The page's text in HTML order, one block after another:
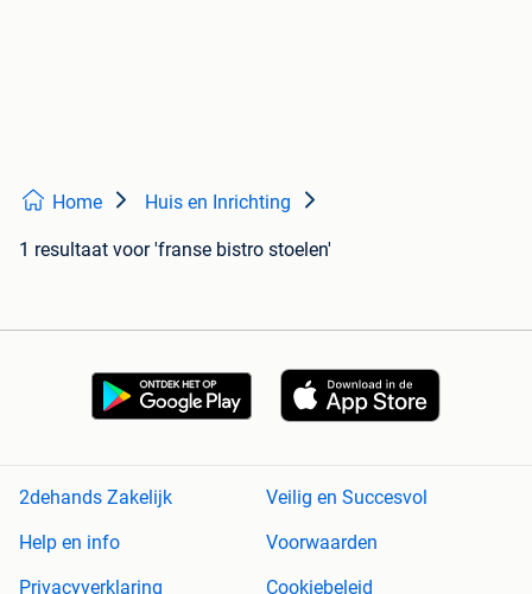
Home Huis en Inrichting
1 resultaat voor 'franse bistro stoelen'
2dehands Zakelijk
Veilig en Succesvol
Help en info
Voorwaarden
Privacyverklaring
Cookiebeleid